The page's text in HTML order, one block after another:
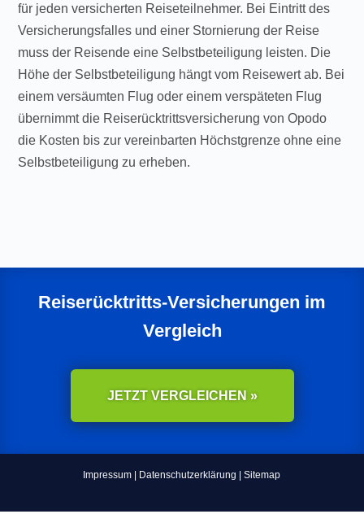
für jeden versicherten Reiseteilnehmer. Bei Eintritt des
Versicherungsfalles und einer Stornierung der Reise
muss der Reisende eine Selbstbeteiligung leisten. Die
Höhe der Selbstbeteiligung hängt vom Reisewert ab. Bei
einem versäumten Flug oder einem verspäteten Flug
übernimmt die Reiserücktrittsversicherung von Opodo
die Kosten bis zur vereinbarten Höchstgrenze ohne eine
Selbstbeteiligung zu erheben.
Reiserücktritts-Versicherungen im
Vergleich
JETZT VERGLEICHEN »
Impressum | Datenschutzerklärung |Sitemap